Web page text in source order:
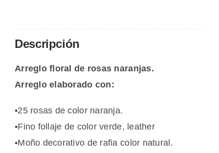
Descripción
Arreglo floral de rosas naranjas.
Arreglo elaborado con:
•25 rosas de color naranja.
•Fino follaje de color verde, leather
•Moño decorativo de rafia color natural.